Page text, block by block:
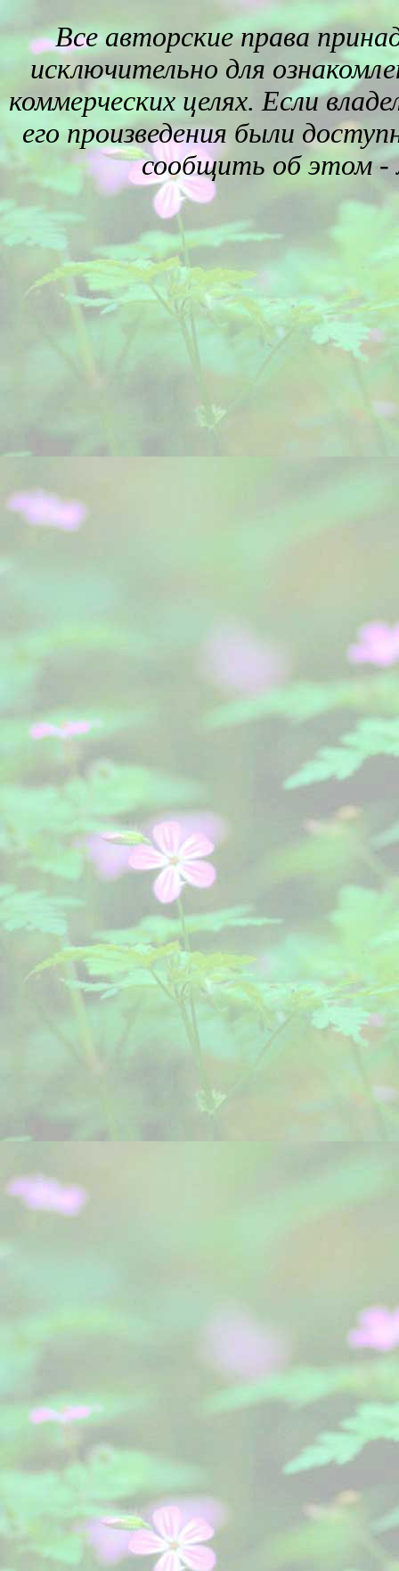
Все авторские права
исключительно для
коммерческих целях. Если
его произведения были
сообщить об этом -